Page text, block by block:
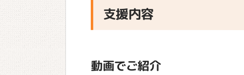
支援内容
動画でご紹介